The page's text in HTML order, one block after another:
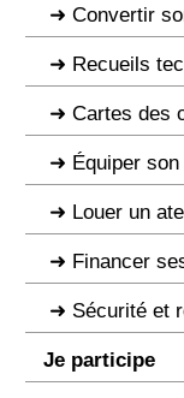
Convertir
Recueils
Cartes des
Équiper
Louer un
Financer
Sécurité et
Je participe